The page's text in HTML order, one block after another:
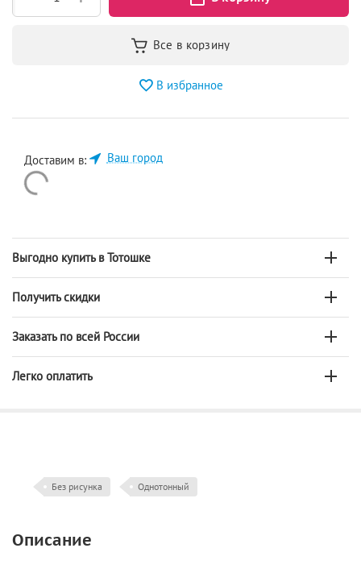
В избранное
Доставим в: Ваш город
Выгодно купить в Тотошке
Получить скидки
Заказать по всей России
Легко оплатить
Без рисунка Однотонный
Описание